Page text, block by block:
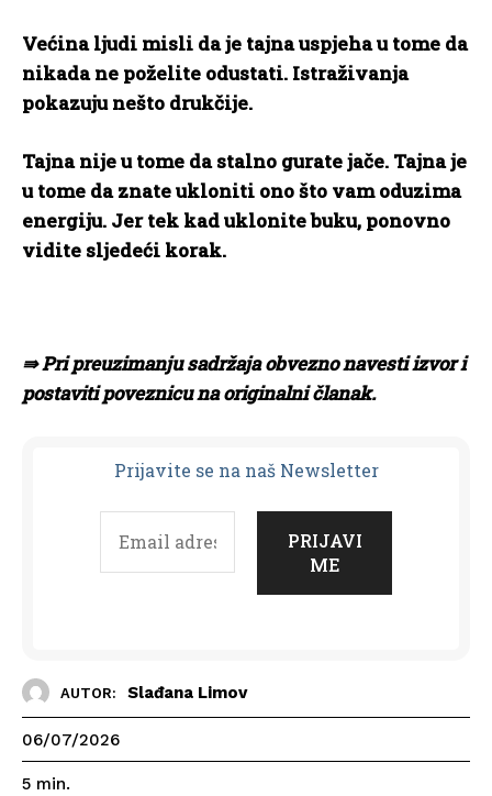
Većina ljudi misli da je tajna uspjeha u tome da
nikada ne poželite odustati. Istraživanja
pokazuju nešto drukčije.
Tajna nije u tome da stalno gurate jače. Tajna je
u tome da znate ukloniti ono što vam oduzima
energiju. Jer tek kad uklonite buku, ponovno
vidite sljedeći korak.
⇛ Pri preuzimanju sadržaja obvezno navesti izvor i
postaviti poveznicu na originalni članak.
Prijavite se na naš Newsletter
AUTOR: Slađana Limov
06/07/2026
5 min.